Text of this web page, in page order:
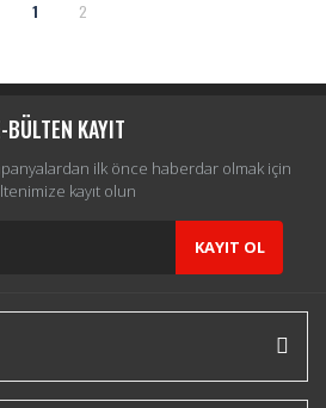
1 2
BÜLTEN KAYIT
ilk önce haberdar olmak için
kayıt olun
KAYIT OL